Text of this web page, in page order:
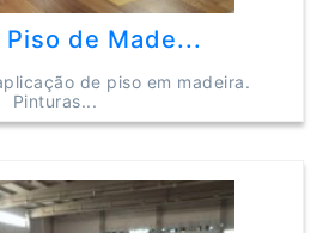
Piso de Made...
de piso em madeira.
Pinturas...